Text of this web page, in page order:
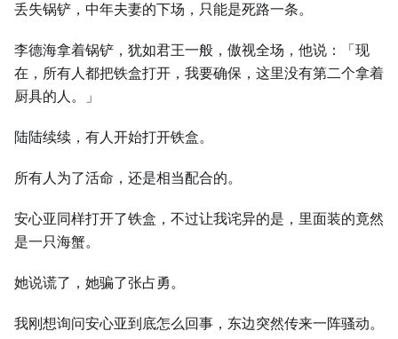
丢失锅铲，中年夫妻的下场，只能是死路一条。
李德海拿着锅铲，犹如君王一般，傲视全场，他说：「现
在，所有人都把铁盒打开，我要确保，这里没有第二个拿着
厨具的人。」
陆陆续续，有人开始打开铁盒。
所有人为了活命，还是相当配合的。
安心亚同样打开了铁盒，不过让我诧异的是，里面装的竟然
是一只海蟹。
她说谎了，她骗了张占勇。
我刚想询问安心亚到底怎么回事，东边突然传来一阵骚动。